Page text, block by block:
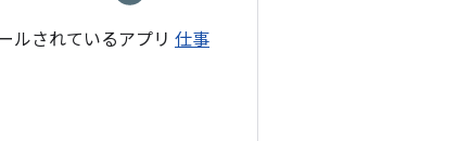
ルされているアプリ 仕事